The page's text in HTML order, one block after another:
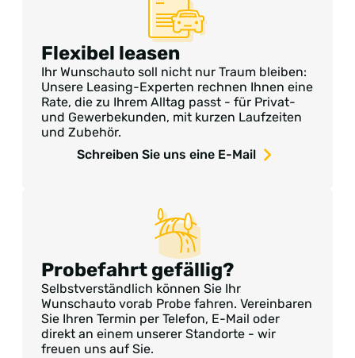
Flexibel leasen
Ihr Wunschauto soll nicht nur Traum bleiben:
Unsere Leasing-Experten rechnen Ihnen eine
Rate, die zu Ihrem Alltag passt - für Privat-
und Gewerbekunden, mit kurzen Laufzeiten
und Zubehör.
Schreiben Sie uns eine E-Mail
Probefahrt gefällig?
Selbstverständlich können Sie Ihr
Wunschauto vorab Probe fahren. Vereinbaren
Sie Ihren Termin per Telefon, E-Mail oder
direkt an einem unserer Standorte - wir
freuen uns auf Sie.